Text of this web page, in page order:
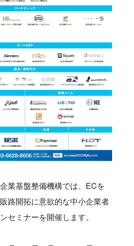
業基盤整備機構では、ECを
路開拓に意欲的な中小企業者
セミナーを開催します。